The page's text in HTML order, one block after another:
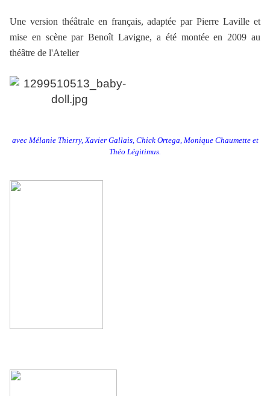
Une version théâtrale en français, adaptée par Pierre Laville et
mise en scène par Benoît Lavigne, a été montée en 2009 au
théâtre de l'Atelier
avec Mélanie Thierry, Xavier Gallais, Chick Ortega, Monique Chaumette et
Théo Légitimus.